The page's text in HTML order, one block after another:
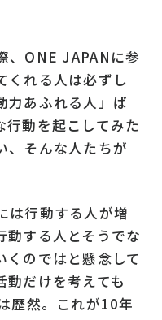
、ONE JAPANに参
くれる人は必ずし
力あふれる人」ば
行動を起こしてみた
、そんな人たちが
は行動する人が増
動する人とそうでな
くのではと懸念して
動だけを考えても
歴然。これが10年